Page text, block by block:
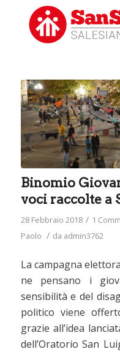
Binomio
voci raccolte a
28 Febbraio 2018 / 1
Paolo / da admin3762
La campagna
ne pensano i
sensibilità e del
politico viene
grazie all’idea
dell’Oratorio San